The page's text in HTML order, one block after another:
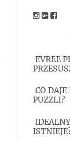
EVREE
CO
PUZZLI?